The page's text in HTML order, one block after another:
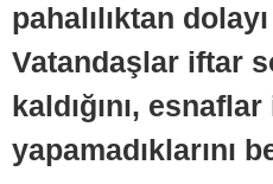
pahalılıktan
Vatandaşlar iftar
kaldığını,
yapamadıklarını